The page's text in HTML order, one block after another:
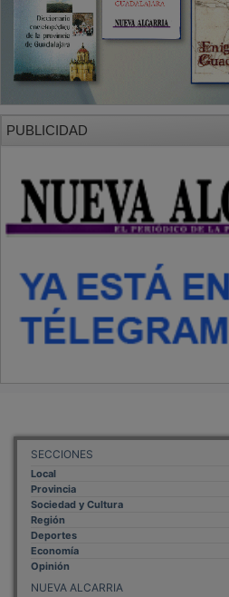
PUBLICIDAD
SECCIONES
Local
Provincia
Sociedad y Cultura
Región
Deportes
Economía
Opinión
NUEVA ALCARRIA